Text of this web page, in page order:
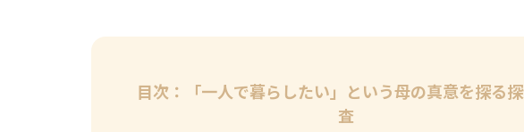
目次：「一人で暮らしたい」という母の真意を探る
査